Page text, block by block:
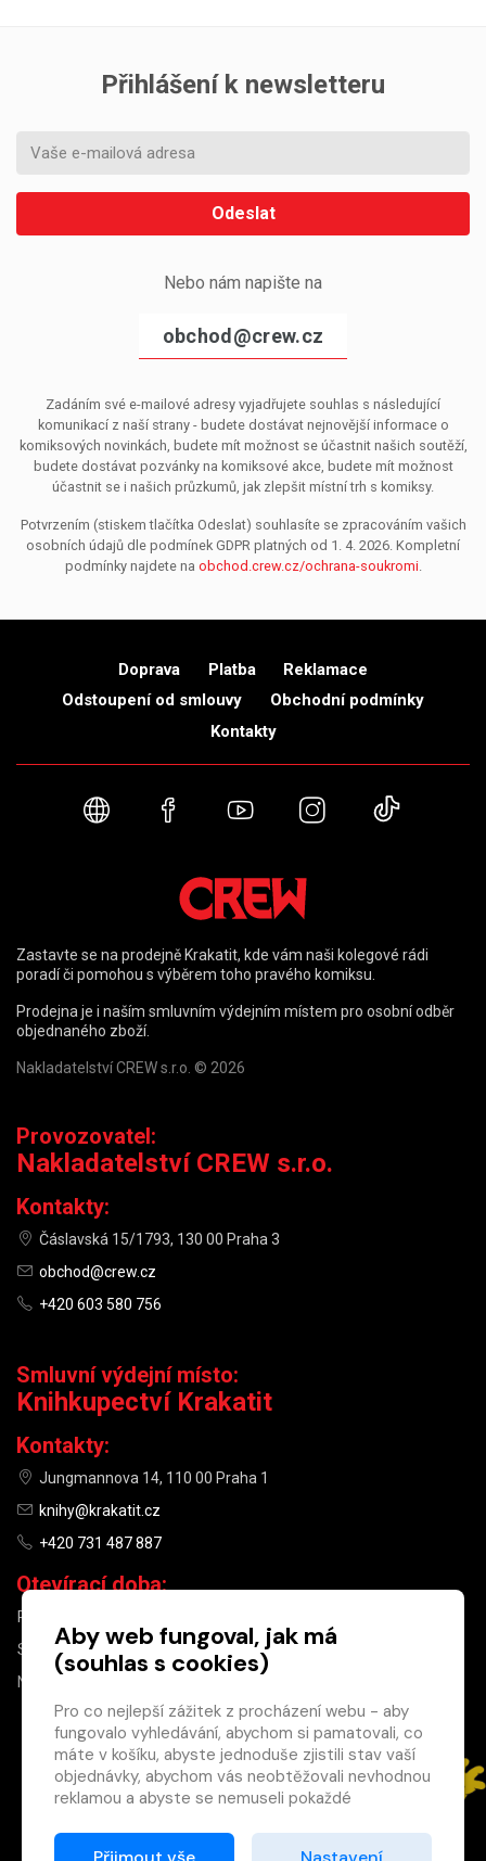
Přihlášení k newsletteru
Odeslat
Nebo nám napište na
obchod@crew.cz
Zadáním své e-mailové adresy vyjadřujete souhlas s následující
komunikací z naší strany - budete dostávat nejnovější informace o
komiksových novinkách, budete mít možnost se účastnit našich soutěží,
budete dostávat pozvánky na komiksové akce, budete mít možnost
účastnit se i našich průzkumů, jak zlepšit místní trh s komiksy.
Potvrzením (stiskem tlačítka Odeslat) souhlasíte se zpracováním vašich
osobních údajů dle podmínek GDPR platných od 1. 4. 2026. Kompletní
podmínky najdete na obchod.crew.cz/ochrana-soukromi.
×
Máte u nás již
registrovaný
účet?
Doprava Platba
Reklamace
Odstoupení od smlouvy
Obchodní podmínky
Kontakty
Webové stránky
FacebookYouTubeInstagram
Zastavte se na prodejně Krakatit, kde vám naši kolegové rádi
poradí či pomohou s výběrem toho pravého komiksu.
Prodejna je i naším smluvním výdejním místem pro osobní odběr
objednaného zboží.
Nakladatelství CREW s.r.o. © 2026
Provozovatel:
Nakladatelství CREW s.r.o.
Kontakty:
Čáslavská 15/1793, 130 00 Praha 3
obchod@crew.cz
+420 603 580 756
Smluvní výdejní místo:
Knihkupectví Krakatit
Kontakty:
Jungmannova 14, 110 00 Praha 1
knihy@krakatit.cz
+420 731 487 887
Otevírací doba:
PO–PÁ
SO
10:00–13:00
NE
Aby web fungoval, jak má
(souhlas s cookies)
Pro co nejlepší zážitek z procházení webu - aby
fungovalo vyhledávání, abychom si pamatovali, co
máte v košíku, abyste jednoduše zjistili stav vaší
objednávky, abychom vás neobtěžovali nevhodnou
reklamou a abyste se nemuseli pokaždé
Proto od vás potřebujeme souhlas se